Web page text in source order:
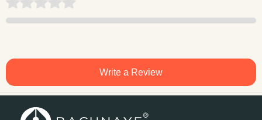
Write a Review